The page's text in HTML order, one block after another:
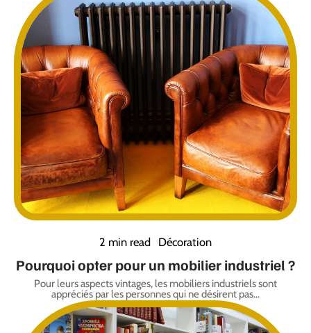
2 min read Décoration
Pourquoi opter pour un mobilier industriel ?
Pour leurs aspects vintages, les mobiliers industriels sont
appréciés par les personnes qui ne désirent pas…